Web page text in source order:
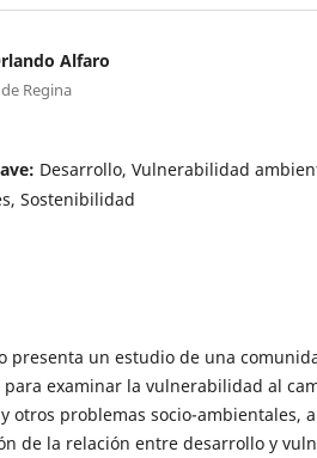
Alfaro
Regina
Desarrollo, Vulnerabilidad
Sostenibilidad
presenta un estudio de una
para examinar la vulnerabilidad al
otros problemas socio-ambientales,
de la relación entre desarrollo y